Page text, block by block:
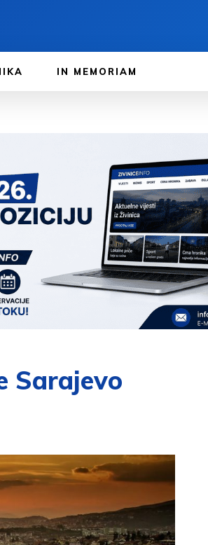
IN MEMORIAM
Sarajevo